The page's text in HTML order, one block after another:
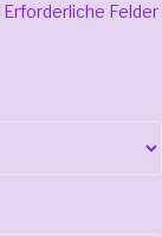
Erforderliche Felder